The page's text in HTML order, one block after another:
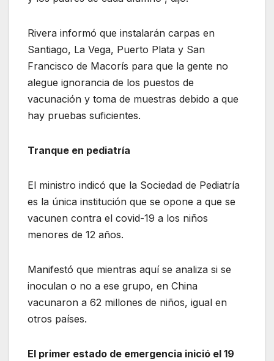
Rivera informó que instalarán carpas en
Santiago, La Vega, Puerto Plata y San
Francisco de Macorís para que la gente no
alegue ignorancia de los puestos de
vacunación y toma de muestras debido a que
hay pruebas suficientes.
Tranque en pediatría
El ministro indicó que la Sociedad de Pediatría
es la única institución que se opone a que se
vacunen contra el covid-19 a los niños
menores de 12 años.
Manifestó que mientras aquí se analiza si se
inoculan o no a ese grupo, en China
vacunaron a 62 millones de niños, igual en
otros países.
El primer estado de emergencia inició el 19